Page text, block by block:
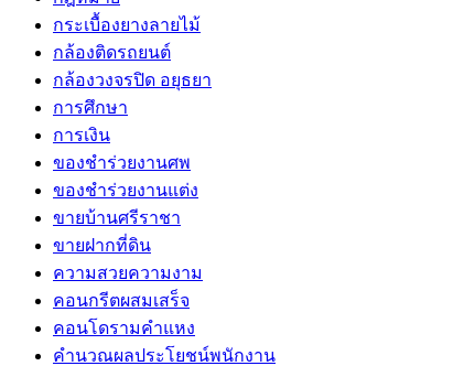
กระเบื้องยางลายไม้
กล้องติดรถยนต์
กล้องวงจรปิด อยุธยา
การศึกษา
การเงิน
ของชำร่วยงานศพ
ของชำร่วยงานแต่ง
ขายบ้านศรีราชา
ขายฝากที่ดิน
ความสวยความงาม
คอนกรีตผสมเสร็จ
คอนโดรามคำแหง
คำนวณผลประโยชน์พนักงาน